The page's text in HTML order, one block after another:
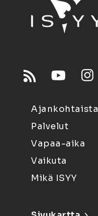
Ajankohtaista
Palvelut
Vapaa-aika
Vaikuta
Mikä ISYY